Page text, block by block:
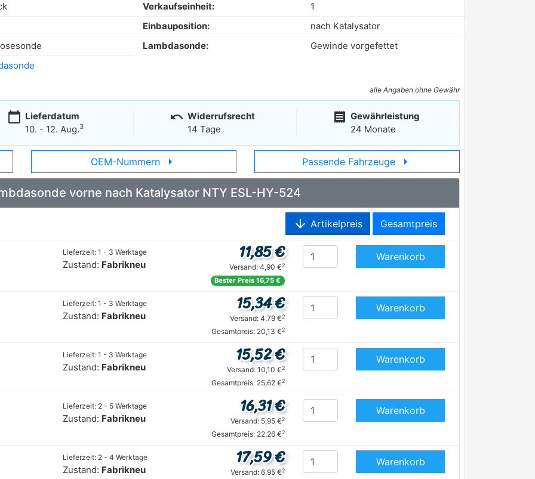
Verkaufseinheit:
1
Einbauposition:
nach Katalysator
Lambdasonde:
Gewinde vorgefettet
alle Angaben ohne Gewähr
calendar_today Lieferdatum
10. - 12. Aug.3
undo Widerrufsrecht
14 Tage
receipt Gewährleistung
24 Monate
OEM-Nummern arrow_right Passende Fahrzeuge arrow_right
vorne nach Katalysator NTY ESL-HY-524
arrow_downward Artikelpreis Gesamtpreis
Lieferzeit: 1 - 3 Werktage
Zustand: Fabrikneu
11,85 €
Versand: 4,90 €2
Bester Preis 16,75 €
Warenkorb
Lieferzeit: 1 - 3 Werktage
Zustand: Fabrikneu
15,34 €
Versand: 4,79 €2
Gesamtpreis: 20,13 €2
Warenkorb
Lieferzeit: 1 - 3 Werktage
Zustand: Fabrikneu
15,52 €
Versand: 10,10 €2
Gesamtpreis: 25,62 €2
Warenkorb
Lieferzeit: 2 - 5 Werktage
Zustand: Fabrikneu
16,31 €
Versand: 5,95 €2
Gesamtpreis: 22,26 €2
Warenkorb
Lieferzeit: 2 - 4 Werktage
Zustand: Fabrikneu
17,59 €
Versand: 6,95 €2
Warenkorb